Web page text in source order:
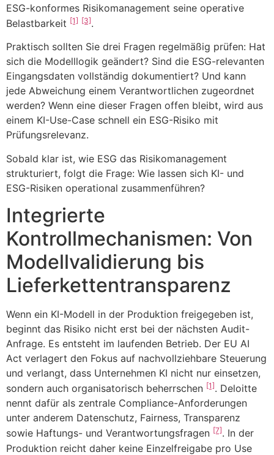
ESG-konformes Risikomanagement seine operative
Belastbarkeit [1] [3].
Praktisch sollten Sie drei Fragen regelmäßig prüfen: Hat
sich die Modelllogik geändert? Sind die ESG-relevanten
Eingangsdaten vollständig dokumentiert? Und kann
jede Abweichung einem Verantwortlichen zugeordnet
werden? Wenn eine dieser Fragen offen bleibt, wird aus
einem KI-Use-Case schnell ein ESG-Risiko mit
Prüfungsrelevanz.
Sobald klar ist, wie ESG das Risikomanagement
strukturiert, folgt die Frage: Wie lassen sich KI- und
ESG-Risiken operational zusammenführen?
Integrierte
Kontrollmechanismen: Von
Modellvalidierung bis
Lieferkettentransparenz
Wenn ein KI-Modell in der Produktion freigegeben ist,
beginnt das Risiko nicht erst bei der nächsten Audit-
Anfrage. Es entsteht im laufenden Betrieb. Der EU AI
Act verlagert den Fokus auf nachvollziehbare Steuerung
und verlangt, dass Unternehmen KI nicht nur einsetzen,
sondern auch organisatorisch beherrschen [1]. Deloitte
nennt dafür als zentrale Compliance-Anforderungen
unter anderem Datenschutz, Fairness, Transparenz
sowie Haftungs- und Verantwortungsfragen [7]. In der
Produktion reicht daher keine Einzelfreigabe pro Use